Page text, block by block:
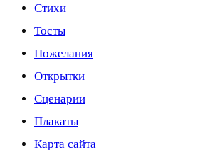
Стихи
Тосты
Пожелания
Открытки
Сценарии
Плакаты
Карта сайта